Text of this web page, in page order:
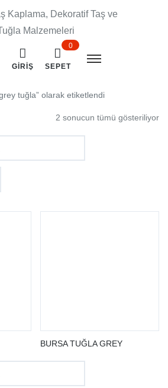
GIRIŞ
0
SEPET
tuğla” olarak etiketlendi
2 sonucun tümü gösteriliyor
BURSA TUĞLA GREY